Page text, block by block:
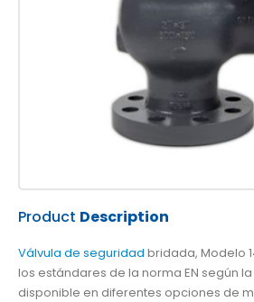
Product Description
Válvula de seguridad bridada, Modelo
los estándares de la norma EN según la
disponible en diferentes opciones de